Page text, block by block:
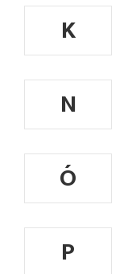
K
N
Ó
P